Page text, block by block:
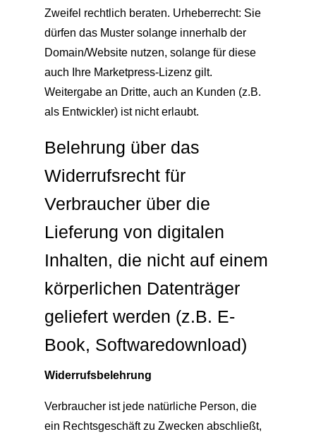
Zweifel rechtlich beraten. Urheberrecht: Sie
dürfen das Muster solange innerhalb der
Domain/Website nutzen, solange für diese
auch Ihre Marketpress-Lizenz gilt.
Weitergabe an Dritte, auch an Kunden (z.B.
als Entwickler) ist nicht erlaubt.
Belehrung über das
Widerrufsrecht für
Verbraucher über die
Lieferung von digitalen
Inhalten, die nicht auf einem
körperlichen Datenträger
geliefert werden (z.B. E-
Book, Softwaredownload)
Widerrufsbelehrung
Verbraucher ist jede natürliche Person, die
ein Rechtsgeschäft zu Zwecken abschließt,